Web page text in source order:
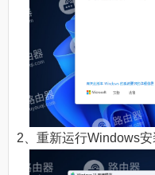
2、重新运行Windows安